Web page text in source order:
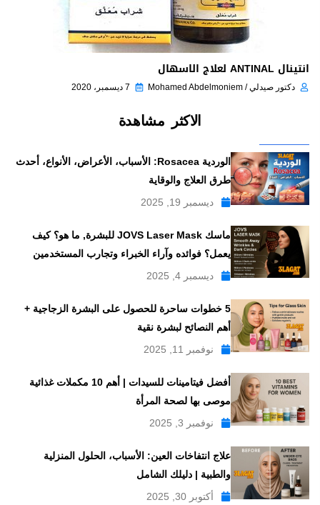
انتينال ANTINAL لعلاج الاسهال
دكتور صيدلي / Mohamed Abdelmoniem 7 ديسمبر، 2020
الاكثر مشاهدة
الوردية Rosacea: الأسباب، الأعراض، الأنواع، أحدث
طرق العلاج والوقاية
ديسمبر 19, 2025
ماسك JOVS Laser Mask للبشرة, ما هو؟ كيف
يعمل؟ فوائده وآراء الخبراء وتجارب المستخدمين
ديسمبر 4, 2025
5 خطوات ساحرة للحصول على البشرة الزجاجية +
أهم النصائح لبشرة نقية
نوفمبر 11, 2025
أفضل فيتامينات للسيدات | أهم 10 مكملات غذائية
موصى بها لصحة المرأة
نوفمبر 3, 2025
علاج انتفاخات العين: الأسباب، الحلول المنزلية
والطبية | دليلك الشامل
أكتوبر 30, 2025